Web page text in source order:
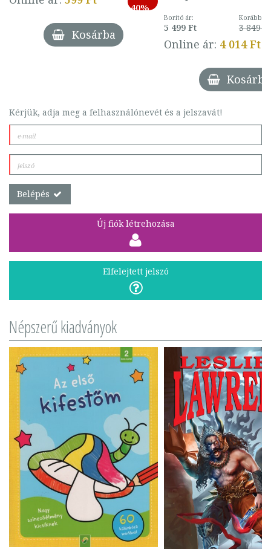
40%
Kosárba
Borító ár:
5 499 Ft
Korábbi
3 849 Ft
Online ár: 4 014 Ft
Kosárba
Kérjük, adja meg a felhasználónevét és a jelszavát!
Belépés
Új fiók létrehozása
Elfelejtett jelszó
Népszerű kiadványok